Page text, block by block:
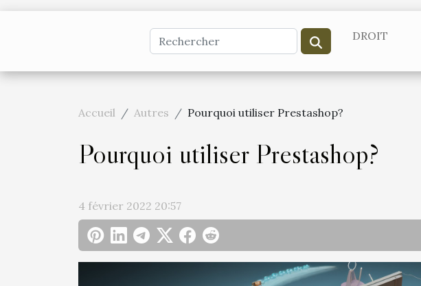
DROIT
Accueil Autres Pourquoi utiliser Prestashop?
Pourquoi utiliser Prestashop?
4 février 2022 20:57